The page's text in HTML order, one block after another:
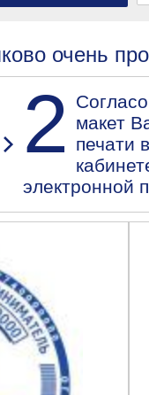
очень
2
макет
печати
электронной